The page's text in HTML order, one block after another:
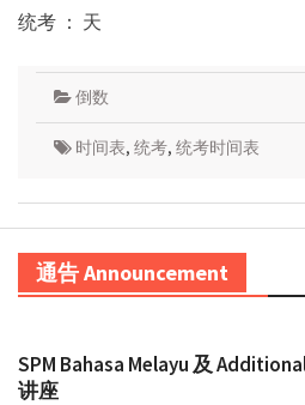
统考 ： 天
倒数
时间表, 统考, 统考时间表
通告 Announcement
SPM Bahasa Melayu 及
讲座